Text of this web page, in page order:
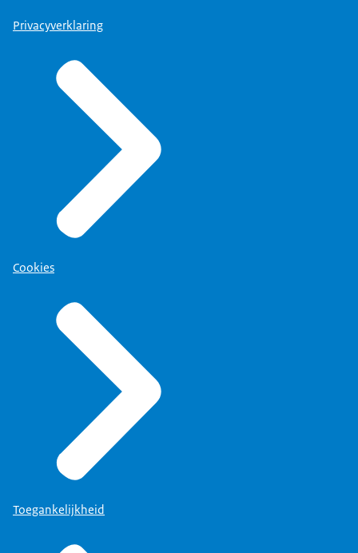
Het is handig dat iemand niet belast
van datgene wat hem of haar tien,
vijftien jaar lang is overkomen.
Waarom is dat handig?
Soms moet je zakelijk
boven de materie hangen.
Je bent een adviesorgaan
voor het kabinet, in casu de
dat er goed doorwrochte adviezen
komen. Ontdaan van emotie,
terwijl de woede van de ouders er
wel in mag doorklinken.
Moest je je invechten? Of
vertrouwden ze je meteen?
Dat was lastig. Een terechte vraag.
Ze hebben een gesprek met mij gehad
gedaan in het verleden en welke
Privacyverklaring
Cookies
Toegankelijkheid